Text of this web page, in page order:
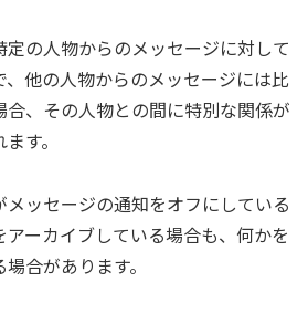
定の人物からのメッセージに対して
他の人物からのメッセージには比
、その人物との間に特別な関係が
す。
ッセージの通知をオフにしている
ーカイブしている場合も、何かを
合があります。